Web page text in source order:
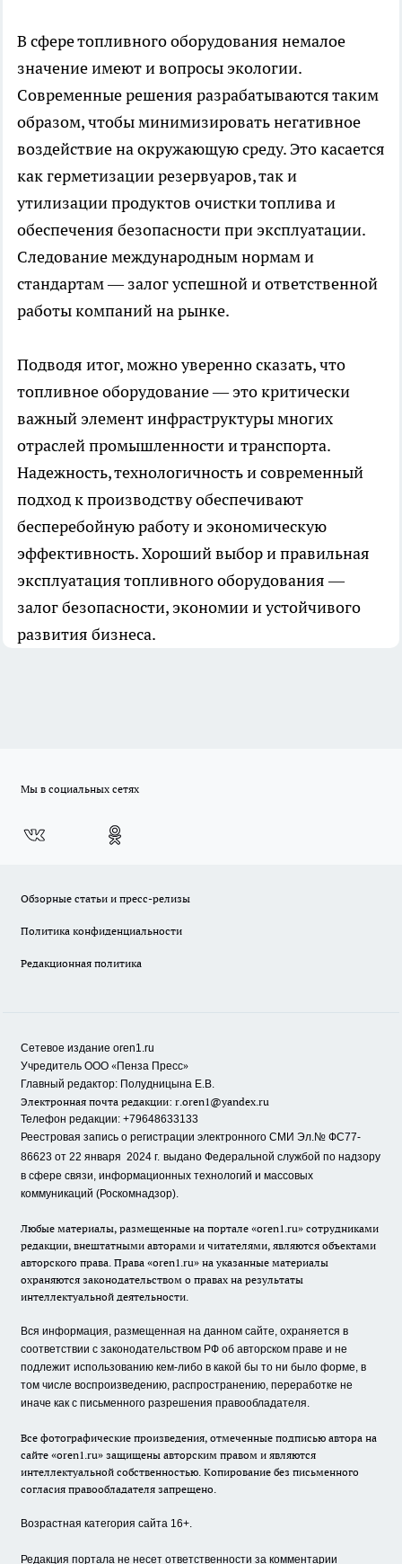
В сфере топливного оборудования немалое
значение имеют и вопросы экологии.
Современные решения разрабатываются таким
образом, чтобы минимизировать негативное
воздействие на окружающую среду. Это касается
как герметизации резервуаров, так и
утилизации продуктов очистки топлива и
обеспечения безопасности при эксплуатации.
Следование международным нормам и
стандартам — залог успешной и ответственной
работы компаний на рынке.
Подводя итог, можно уверенно сказать, что
топливное оборудование — это критически
важный элемент инфраструктуры многих
отраслей промышленности и транспорта.
Надежность, технологичность и современный
подход к производству обеспечивают
бесперебойную работу и экономическую
эффективность. Хороший выбор и правильная
эксплуатация топливного оборудования —
залог безопасности, экономии и устойчивого
развития бизнеса.
Мы в социальных сетях
Обзорные статьи и пресс-релизы
Политика конфиденциальности
Редакционная политика
Сетевое издание oren1.ru
Учредитель ООО «Пенза Пресс»
Главный редактор: Полудницына Е.В.
Электронная почта редакции: r.oren1@yandex.ru
Телефон редакции: +79648633133
Реестровая запись о регистрации электронного СМИ Эл.№ ФС77-
86623 от 22 января 2024 г. выдано Федеральной службой по надзору
в сфере связи, информационных технологий и массовых
коммуникаций (Роскомнадзор).
Любые материалы, размещенные на портале «oren1.ru» сотрудниками
редакции, внештатными авторами и читателями, являются объектами
авторского права. Права «oren1.ru» на указанные материалы
охраняются законодательством о правах на результаты
интеллектуальной деятельности.
Вся информация, размещенная на данном сайте, охраняется в
соответствии с законодательством РФ об авторском праве и не
подлежит использованию кем-либо в какой бы то ни было форме, в
том числе воспроизведению, распространению, переработке не
иначе как с письменного разрешения правообладателя.
Все фотографические произведения, отмеченные подписью автора на
сайте «oren1.ru» защищены авторским правом и являются
интеллектуальной собственностью. Копирование без письменного
согласия правообладателя запрещено.
Возрастная категория сайта 16+.
Редакция портала не несет ответственности за комментарии